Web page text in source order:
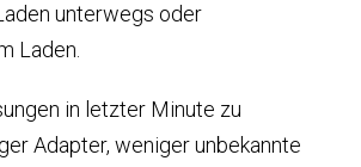
unterwegs oder
Laden.
in letzter Minute zu
Adapter, weniger unbekannte